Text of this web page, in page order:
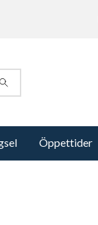
Öppettider